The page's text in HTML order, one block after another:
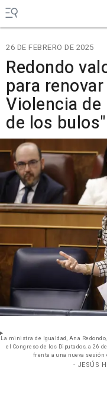
26 DE FEBRERO DE 2025
Redondo
para
Violencia de
de los
La ministra de Igualdad, Ana
el Congreso de los Diputados, a 26
frente a una nueva sesión
- JESÚS